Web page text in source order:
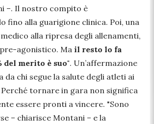
–. Il nostro compito è
fino alla guarigione clinica. Poi, una
alla ripresa degli allenamenti,
agonistico. Ma il resto lo fa
del merito è suo". Un’affermazione
da chi segue la salute degli atleti ai
Perché tornare in gara non significa
essere pronti a vincere. "Sono
– chiarisce Montani – e la